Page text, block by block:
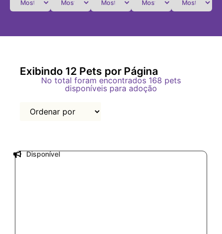
Exibindo 12 Pets por Página
No total foram encontrados 168 pets
disponíveis para adoção
Disponível